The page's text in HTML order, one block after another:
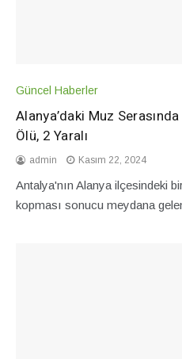
Güncel Haberler
Alanya’daki Muz
Ölü, 2 Yaralı
admin Kasım 22, 2024
Antalya'nın Alanya ilçesindeki
kopması sonucu meydana